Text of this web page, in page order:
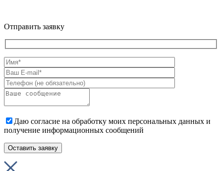
Отправить заявку
Даю согласие на обработку моих персональных данных и
получение информационных сообщений